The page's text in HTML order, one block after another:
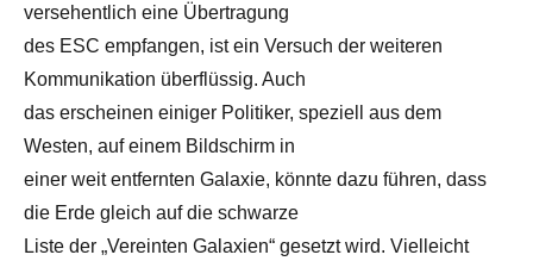
versehentlich eine Übertragung
des ESC empfangen, ist ein Versuch der weiteren
Kommunikation überflüssig. Auch
das erscheinen einiger Politiker, speziell aus dem
Westen, auf einem Bildschirm in
einer weit entfernten Galaxie, könnte dazu führen, dass
die Erde gleich auf die schwarze
Liste der „Vereinten Galaxien“ gesetzt wird. Vielleicht